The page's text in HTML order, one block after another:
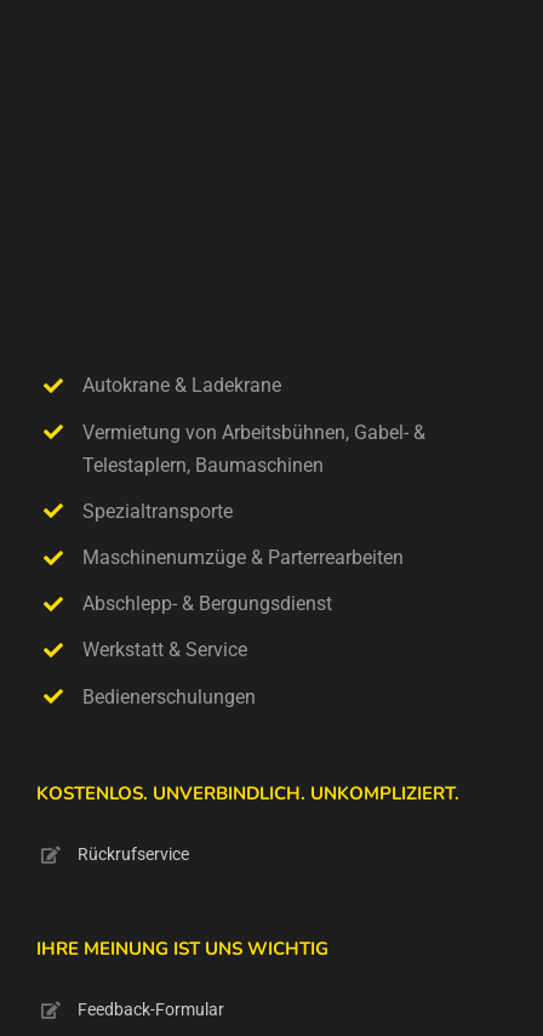
Autokrane & Ladekrane
Vermietung von Arbeitsbühnen, Gabel- &
Telestaplern, Baumaschinen
Spezialtransporte
Maschinenumzüge & Parterrearbeiten
Abschlepp- & Bergungsdienst
Werkstatt & Service
Bedienerschulungen
KOSTENLOS. UNVERBINDLICH. UNKOMPLIZIERT.
Rückrufservice
IHRE MEINUNG IST UNS WICHTIG
Feedback-Formular